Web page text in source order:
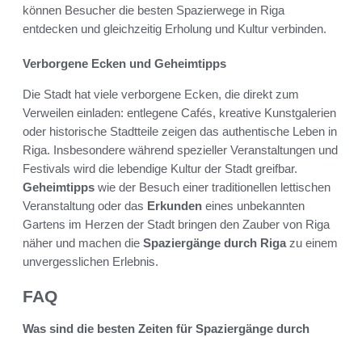
können Besucher die besten Spazierwege in Riga
entdecken und gleichzeitig Erholung und Kultur verbinden.
Verborgene Ecken und Geheimtipps
Die Stadt hat viele verborgene Ecken, die direkt zum
Verweilen einladen: entlegene Cafés, kreative Kunstgalerien
oder historische Stadtteile zeigen das authentische Leben in
Riga. Insbesondere während spezieller Veranstaltungen und
Festivals wird die lebendige Kultur der Stadt greifbar.
Geheimtipps wie der Besuch einer traditionellen lettischen
Veranstaltung oder das Erkunden eines unbekannten
Gartens im Herzen der Stadt bringen den Zauber von Riga
näher und machen die Spaziergänge durch Rigazu einem
unvergesslichen Erlebnis.
FAQ
Was sind die besten Zeiten für Spaziergänge durch